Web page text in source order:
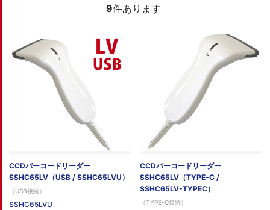
9件あります
CCDバーコードリーダー
SSHC65LV（USB / SSHC65LVU）
（USB接続）
SSHC65LVU
CCDバーコードリーダー
SSHC65LV（TYPE-C /
SSHC65LV-TYPEC）
（TYPE-C接続）